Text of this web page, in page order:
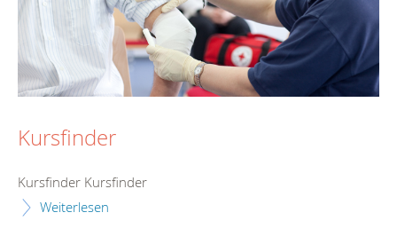
Kursfinder
Kursfinder Kursfinder
Weiterlesen